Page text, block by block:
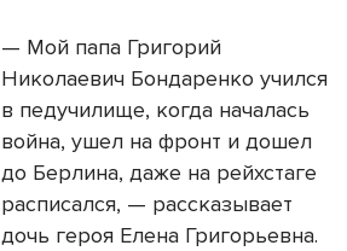
— Мой папа Григорий
Николаевич Бондаренко учился
в педучилище, когда началась
война, ушел на фронт и дошел
до Берлина, даже на рейхстаге
расписался, — рассказывает
дочь героя Елена Григорьевна.